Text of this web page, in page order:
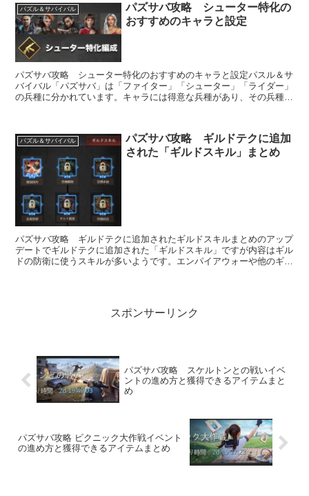
パズル＆サバイバル
パズサバ攻略 シューター特化の
おすすめのキャラと設定
パズサバ攻略 シューター特化のおすすめのキャラと設定パスル＆サ
バイバル「パズサバ」は「ファイター」「シューター」「ライダー」
の兵種に分かれています。キャラには得意な兵種があり、その兵種の
パズル＆サバイバル
パズサバ攻略 ギルドテクに追加
された「ギルドスキル」まとめ
パズサバ攻略 ギルドテクに追加されたギルドスキルまとめのアップ
デートでギルドテクに追加された「ギルドスキル」ですが内容はギル
ドの防衛に使うスキルが多いようです。エンパイアウォーや他のギル
スポンサーリンク
パズサバ攻略 スケルトンとの戦いイベ
ントの進め方と獲得できるアイテムまと
め
パズサバ攻略 ピクニック大作戦イベント
の進め方と獲得できるアイテムまとめ